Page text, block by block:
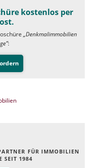
kostenlos per
„Denkmalimmobilien
:
FÜR IMMOBILIEN
SEIT 1984